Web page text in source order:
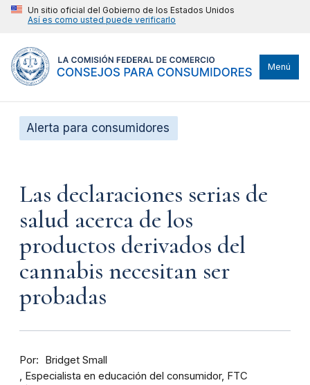
Un sitio oficial del Gobierno de los Estados Unidos
Así es como usted puede verificarlo
Menú
Alerta para consumidores
Las declaraciones serias de
salud acerca de los
productos derivados del
cannabis necesitan ser
probadas
Por
Bridget Small
Especialista en educación del consumidor, FTC